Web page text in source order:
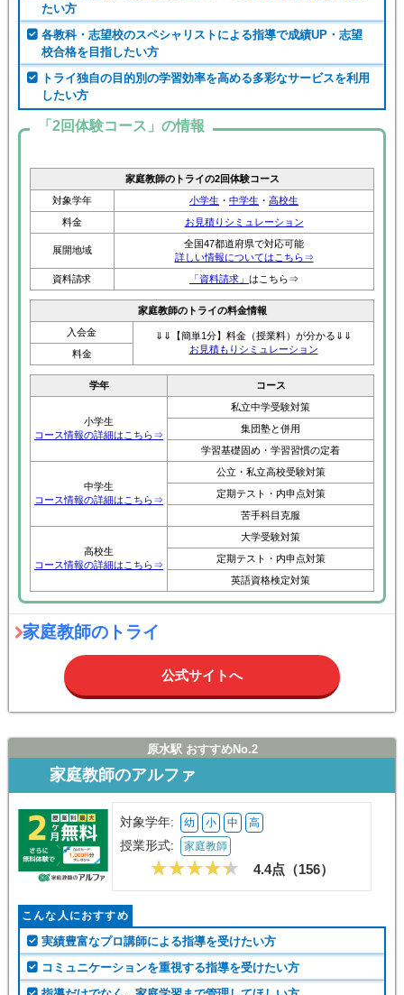
たい方
各教科・志望校のスペシャリストによる指導で成績UP・志望
校合格を目指したい方
トライ独自の目的別の学習効率を高める多彩なサービスを利用
したい方
「2回体験コース」の情報
家庭教師のトライの2回体験コース
対象学年
小学生 ・ 中学生 ・ 高校生
料金
お見積りシミュレーション
展開地域
全国47都道府県で対応可能
詳しい情報についてはこちら⇒
資料請求
「資料請求」 はこちら⇒
家庭教師のトライの料金情報
入会金
⇓⇓【簡単1分】料金（授業料）が分かる⇓⇓
お見積もりシミュレーション
料金
学年 コース
小学生
コース情報の詳細はこちら⇒
私立中学受験対策
集団塾と併用
学習基礎固め・学習習慣の定着
中学生
コース情報の詳細はこちら⇒
公立・私立高校受験対策
定期テスト・内申点対策
苦手科目克服
高校生
コース情報の詳細はこちら⇒
大学受験対策
定期テスト・内申点対策
英語資格検定対策
家庭教師のトライ
公式サイトへ
原水駅 おすすめNo.2
家庭教師のアルファ
対象学年: 幼 小 中 高
授業形式: 家庭教師
4.4点（156）
こんな人におすすめ
実績豊富なプロ講師による指導を受けたい方
コミュニケーションを重視する指導を受けたい方